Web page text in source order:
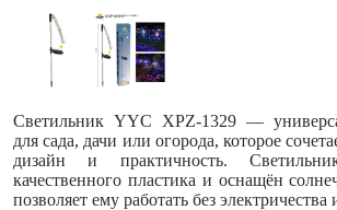
Светильник YYC XPZ-1329 —
для сада, дачи или огорода, которое
дизайн и практичность.
качественного пластика и оснащён
позволяет ему работать без электричества